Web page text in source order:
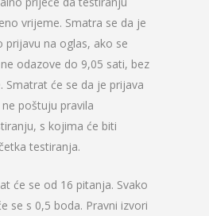
vrijeme. Smatra se da je
prijavu na oglas, ako se
odazove do 9,05 sati, bez
Smatrat će se da je prijava
poštuju pravila
s kojima će biti
testiranja.
će se od 16 pitanja. Svako
se s 0,5 boda. Pravni izvori